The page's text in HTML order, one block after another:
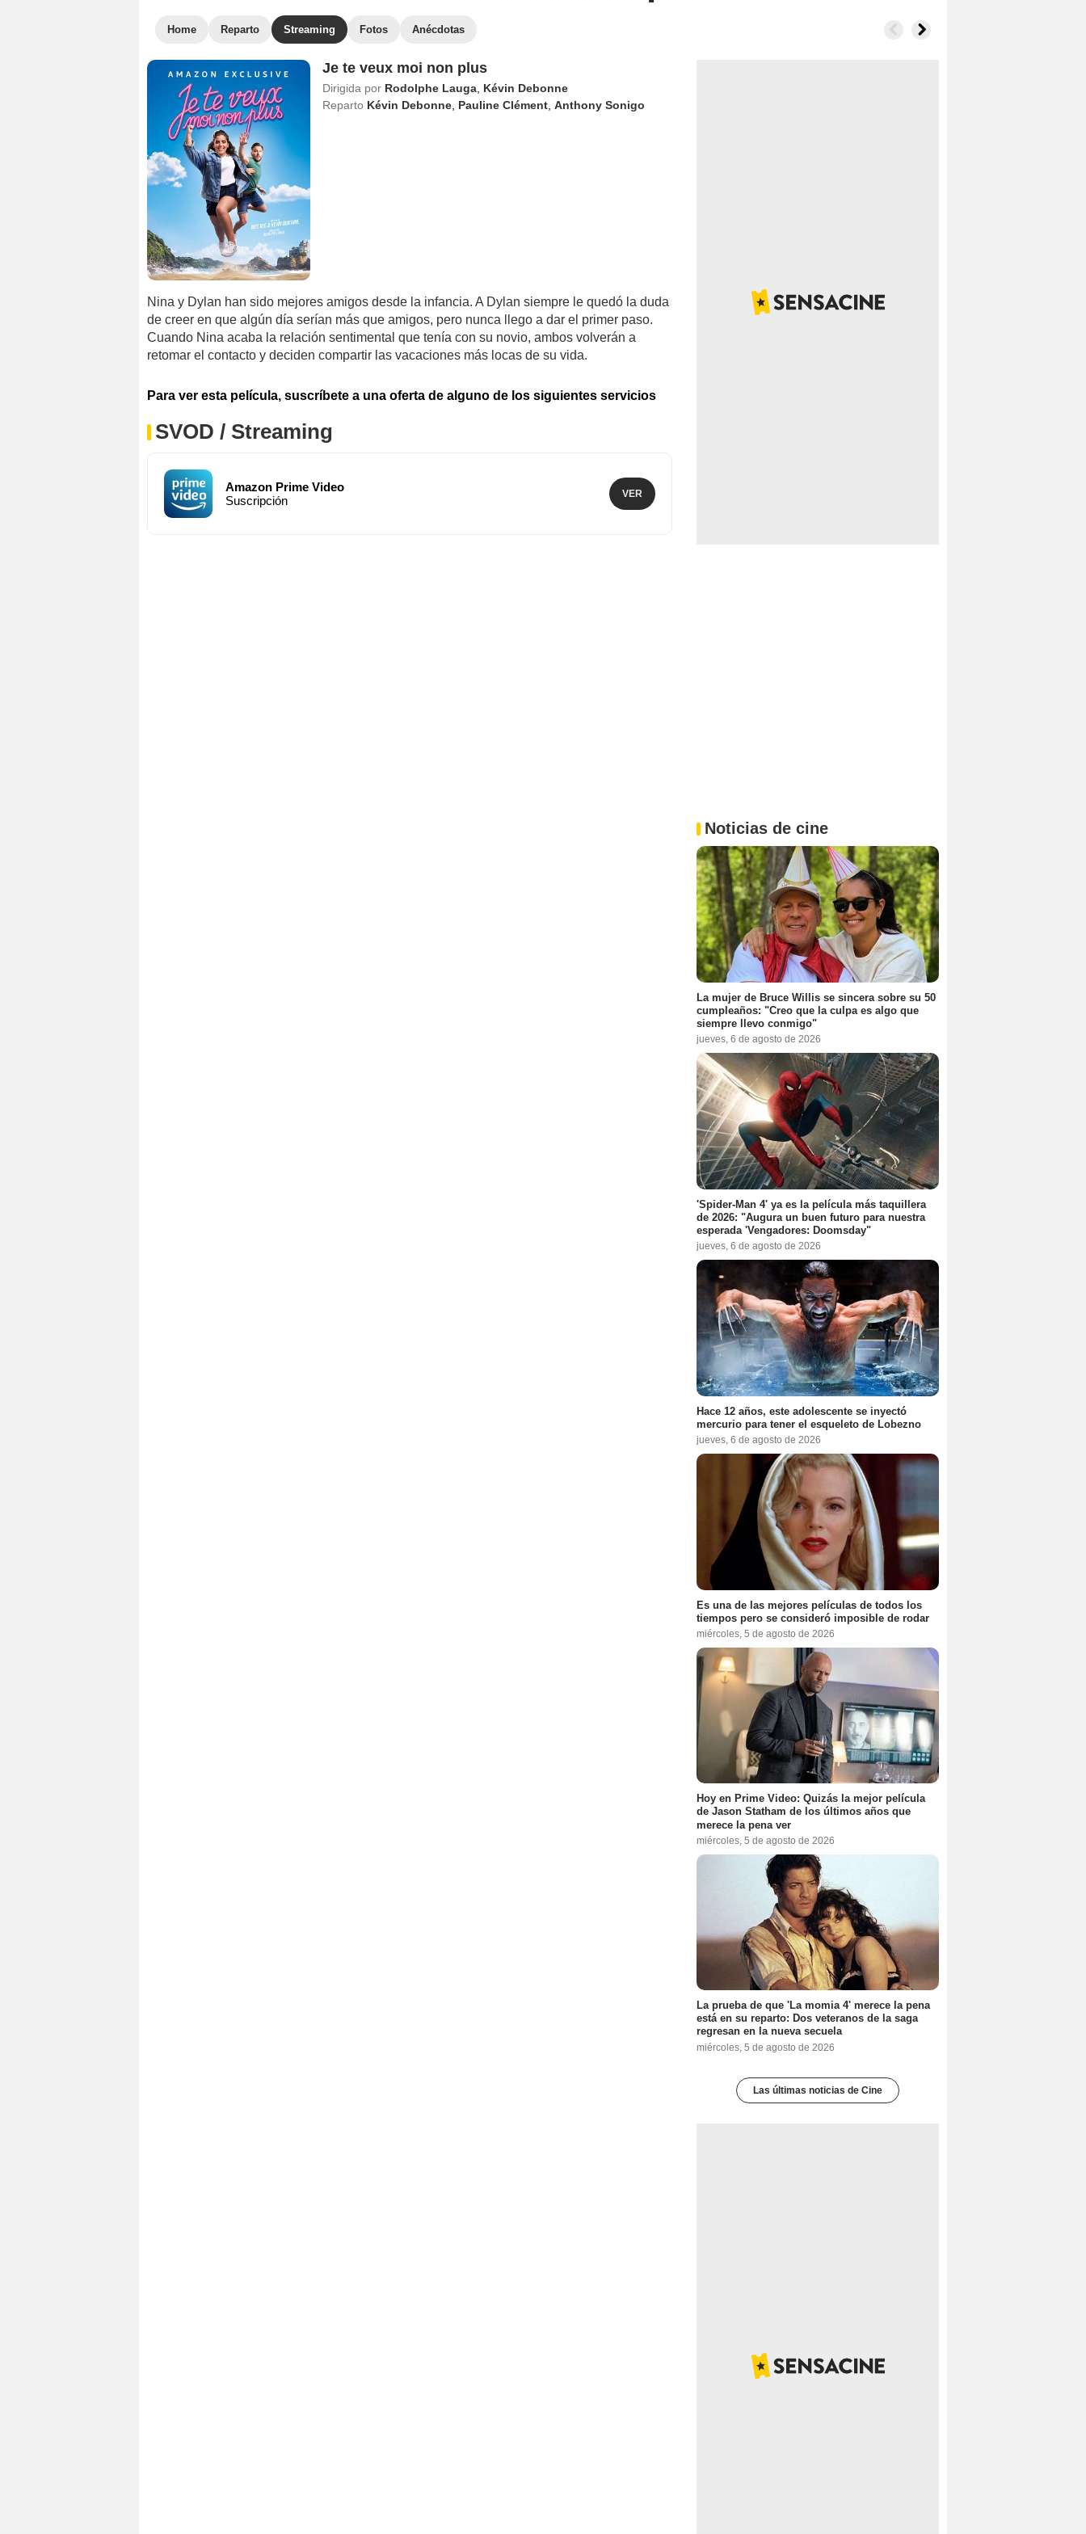
Home Reparto Streaming Fotos Anécdotas
Je te veux moi non plus
Dirigida por Rodolphe Lauga, Kévin Debonne
Reparto Kévin Debonne, Pauline Clément, Anthony Sonigo
Nina y Dylan han sido mejores amigos desde la infancia. A Dylan siempre le quedó la duda
de creer en que algún día serían más que amigos, pero nunca llego a dar el primer paso.
Cuando Nina acaba la relación sentimental que tenía con su novio, ambos volverán a
retomar el contacto y deciden compartir las vacaciones más locas de su vida.
Para ver esta película, suscríbete a una oferta de alguno de los siguientes servicios
SVOD / Streaming
Amazon Prime Video
Suscripción
VER
Noticias de cine
La mujer de Bruce Willis se sincera sobre su 50
cumpleaños: "Creo que la culpa es algo que
siempre llevo conmigo"
jueves, 6 de agosto de 2026
'Spider-Man 4' ya es la película más taquillera
de 2026: "Augura un buen futuro para nuestra
esperada 'Vengadores: Doomsday"
jueves, 6 de agosto de 2026
Hace 12 años, este adolescente se inyectó
mercurio para tener el esqueleto de Lobezno
jueves, 6 de agosto de 2026
Es una de las mejores películas de todos los
tiempos pero se consideró imposible de rodar
miércoles, 5 de agosto de 2026
Hoy en Prime Video: Quizás la mejor película
de Jason Statham de los últimos años que
merece la pena ver
miércoles, 5 de agosto de 2026
La prueba de que 'La momia 4' merece la pena
está en su reparto: Dos veteranos de la saga
regresan en la nueva secuela
miércoles, 5 de agosto de 2026
Las últimas noticias de Cine